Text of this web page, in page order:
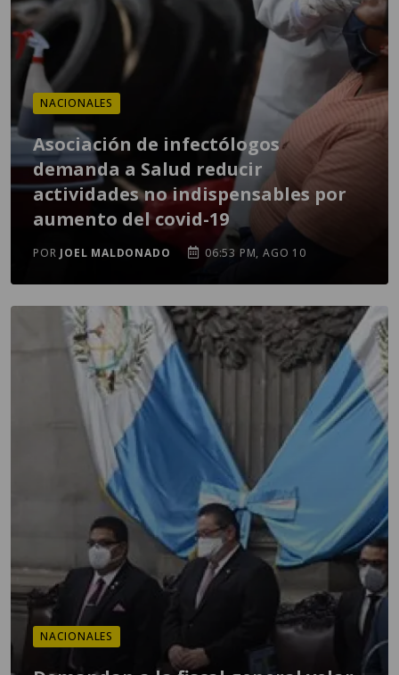
NACIONALES
Asociación de infectólogos
demanda a Salud reducir
actividades no indispensables por
aumento del covid-19
POR JOEL MALDONADO 06:53 PM, AGO 10
NACIONALES